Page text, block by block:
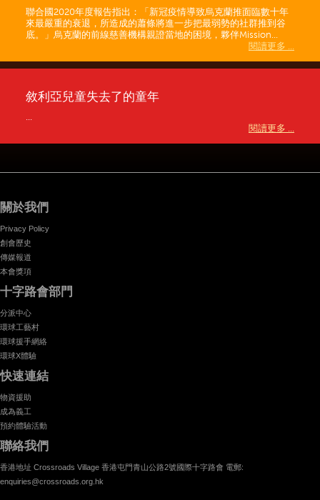
聯合國2020年度報告指出：「新冠疫情導致烏克蘭推面臨數十年
來最嚴重的衰退，所造成的蕭條將進一步把最弱勢的社群推到谷
底。」烏克蘭的前線慈善機構親證當地的困境，夥伴Mission...
閱讀更多 ...
敘利亞兒童失去了的童年
...
閱讀更多 ...
關於我們
Privacy Policy
創會歷史
傳媒報道
本會獎項
十字路會部門
分派中心
環球工藝村
環球援手網絡
環球X體驗
快速連結
物資援助
成為義工
預約體驗活動
聯絡我們
香港地址 Crossroads Village 香港屯門青山公路2號國際十字路會 電郵:
enquiries@crossroads.org.hk